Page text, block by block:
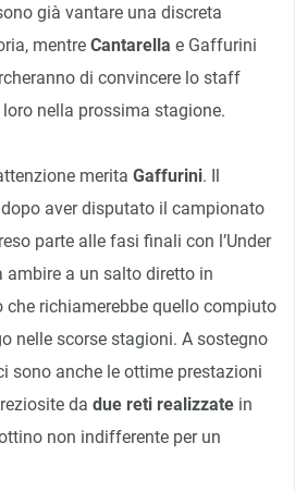
già vantare una discreta
mentre Cantarella e Gaffurini
di convincere lo staff
nella prossima stagione.
merita Gaffurini. Il
aver disputato il campionato
parte alle fasi finali con l’Under
ambire a un salto diretto in
che richiamerebbe quello compiuto
nelle scorse stagioni. A sostegno
sono anche le ottime prestazioni
da due reti realizzate in
non indifferente per un